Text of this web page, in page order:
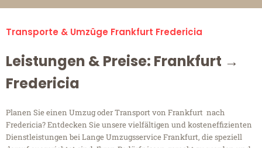
Transporte & Umzüge Frankfurt Fredericia
Leistungen & Preise: Frankfurt →
Fredericia
Planen Sie einen Umzug oder Transport von Frankfurt nach
Fredericia? Entdecken Sie unsere vielfältigen und kosteneffizienten
Dienstleistungen bei Lange Umzugsservice Frankfurt, die speziell